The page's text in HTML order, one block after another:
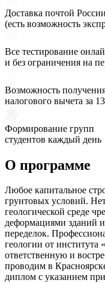
Доставка почтой России
(есть возможность
Все тестирование
и без ограничения на
Возможность
налогового вычета за
Формирование групп
студентов каждый день
О программе
Любое капитальное
грунтовых условий.
геологической среде
деформациями зданий
переделок.
геологии от
ответственную и
проводим в
диплом с указанием